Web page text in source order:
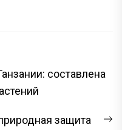
составлена
защита